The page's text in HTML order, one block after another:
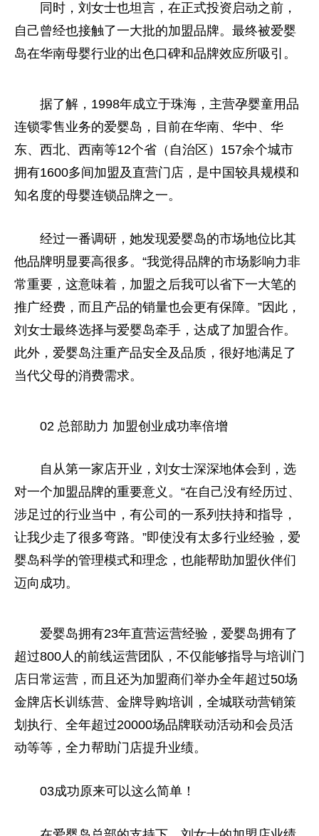
同时，刘女士也坦言，在正式投资启动之前，
自己曾经也接触了一大批的加盟品牌。最终被爱婴
岛在华南母婴行业的出色口碑和品牌效应所吸引。
据了解，1998年成立于珠海，主营孕婴童用品
连锁零售业务的爱婴岛，目前在华南、华中、华
东、西北、西南等12个省（自治区）157余个城市
拥有1600多间加盟及直营门店，是中国较具规模和
知名度的母婴连锁品牌之一。
经过一番调研，她发现爱婴岛的市场地位比其
他品牌明显要高很多。“我觉得品牌的市场影响力非
常重要，这意味着，加盟之后我可以省下一大笔的
推广经费，而且产品的销量也会更有保障。”因此，
刘女士最终选择与爱婴岛牵手，达成了加盟合作。
此外，爱婴岛注重产品安全及品质，很好地满足了
当代父母的消费需求。
02 总部助力 加盟创业成功率倍增
自从第一家店开业，刘女士深深地体会到，选
对一个加盟品牌的重要意义。“在自己没有经历过、
涉足过的行业当中，有公司的一系列扶持和指导，
让我少走了很多弯路。”即使没有太多行业经验，爱
婴岛科学的管理模式和理念，也能帮助加盟伙伴们
迈向成功。
爱婴岛拥有23年直营运营经验，爱婴岛拥有了
超过800人的前线运营团队，不仅能够指导与培训门
店日常运营，而且还为加盟商们举办全年超过50场
金牌店长训练营、金牌导购培训，全城联动营销策
划执行、全年超过20000场品牌联动活动和会员活
动等等，全力帮助门店提升业绩。
03成功原来可以这么简单！